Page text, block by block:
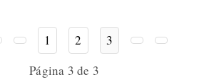
1 2
3
Página 3 de 3